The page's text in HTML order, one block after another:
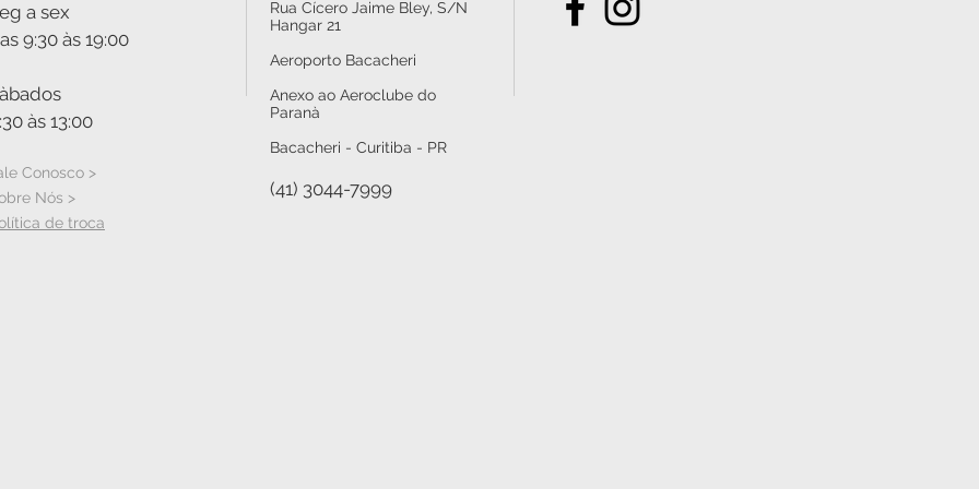
a sex
9:30 às 19:00
às 13:00
Conosco >
Nós >
de troca
Rua Cícero Jaime Bley, S/N
Hangar 21
Aeroporto Bacacheri
Anexo ao Aeroclube do
Paranà
Bacacheri - Curitiba - PR
(41) 3044-7999